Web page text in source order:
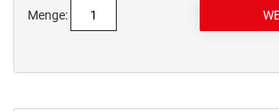
Menge: